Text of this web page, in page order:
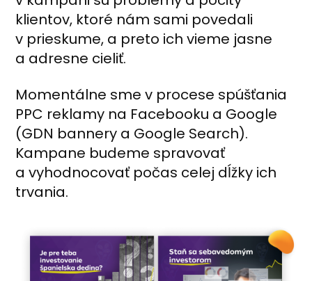
klientov, ktoré nám sami povedali
v prieskume, a preto ich vieme jasne
a adresne cieliť.
Momentálne sme v procese spúšťania
PPC reklamy na Facebooku a Google
(GDN bannery a Google Search).
Kampane budeme spravovať
a vyhodnocovať počas celej dĺžky ich
trvania.